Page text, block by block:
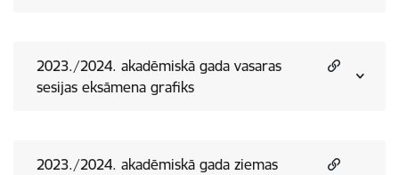
2023./2024. akadēmiskā gada vasaras
sesijas eksāmena grafiks
2023./2024. akadēmiskā gada ziemas